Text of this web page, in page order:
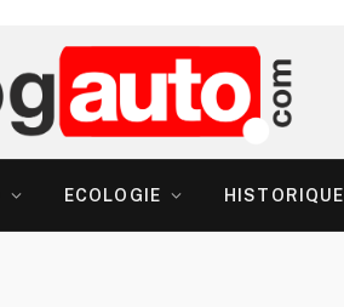
ECOLOGIE HISTORIQUE